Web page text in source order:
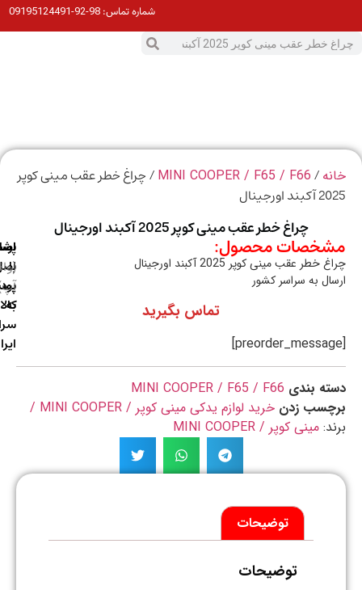
شماره تماس:98-92-09195124491
/
MINI COOPER / F65 / F66 / چراغ خطر عقب مینی کوپر
چراغ خطر عقب مینی کوپر 2025 آکبند اورجینال
محصول:
عقب مینی کوپر 2025 آکبند اورجینال
به سراسر کشور
تماس بگیرید
بندی MINI COOPER / F65 / F66
زدن خرید لوازم یدکی مینی کوپر / MINI COOPER /
مینی کوپر / MINI COOPER
سراسر
اصالت
پشتیبانی
(واتس
توضیحات
توضیحات